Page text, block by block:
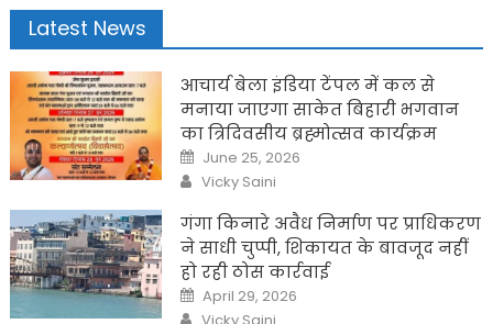
Latest News
आचार्य बेला इंडिया टेंपल में कल से
मनाया जाएगा साकेत बिहारी भगवान
का त्रिदिवसीय ब्रह्मोत्सव कार्यक्रम
Posted
on
June 25, 2026
Author
Vicky Saini
गंगा किनारे अवैध निर्माण पर प्राधिकरण
ने साधी चुप्पी, शिकायत के बावजूद नहीं
हो रही ठोस कार्रवाई
Posted
on
April 29, 2026
Author